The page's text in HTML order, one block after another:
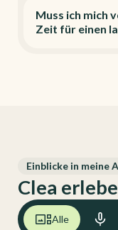
Muss ich mich
Zeit für einen
Einblicke in meine
Clea
Alle